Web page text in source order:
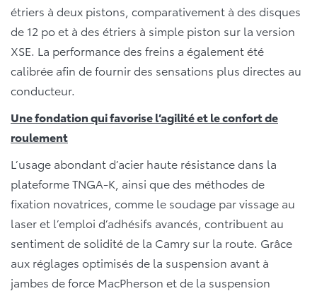
étriers à deux pistons, comparativement à des disques
de 12 po et à des étriers à simple piston sur la version
XSE. La performance des freins a également été
calibrée afin de fournir des sensations plus directes au
conducteur.
Une fondation qui favorise l’agilité et le confort de
roulement
L’usage abondant d’acier haute résistance dans la
plateforme TNGA-K, ainsi que des méthodes de
fixation novatrices, comme le soudage par vissage au
laser et l’emploi d’adhésifs avancés, contribuent au
sentiment de solidité de la Camry sur la route. Grâce
aux réglages optimisés de la suspension avant à
jambes de force MacPherson et de la suspension